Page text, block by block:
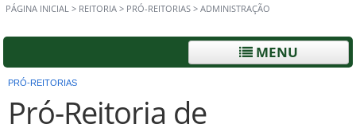
PÁGINA INICIAL > REITORIA > PRÓ-REITORIAS > ADMINISTRAÇÃO
MENU
PRÓ-REITORIAS
Pró-Reitoria de